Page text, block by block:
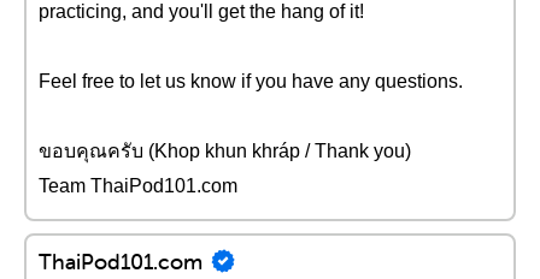
practicing, and you'll get the hang of it!
Feel free to let us know if you have any questions.
ขอบคุณครับ (Khop khun khráp / Thank you)
Team ThaiPod101.com
ThaiPod101.com